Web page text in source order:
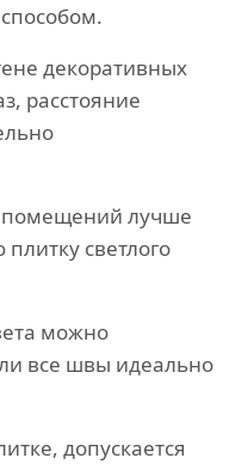
декоративных
расстояние
помещений лучше
светлого
можно
все швы идеально
допускается